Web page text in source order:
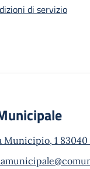
di servizio
Municipio, 1